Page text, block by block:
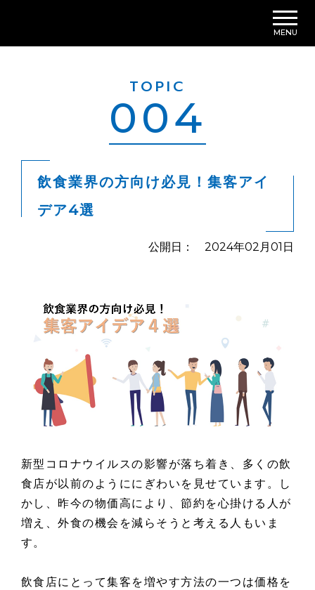
MENU
TOPIC
004
飲食業界の方向け必見！集客アイ
デア4選
公開日： 2024年02月01日
新型コロナウイルスの影響が落ち着き、多くの飲
食店が以前のようににぎわいを見せています。し
かし、昨今の物価高により、節約を心掛ける人が
増え、外食の機会を減らそうと考える人もいま
す。
飲食店にとって集客を増やす方法の一つは価格を